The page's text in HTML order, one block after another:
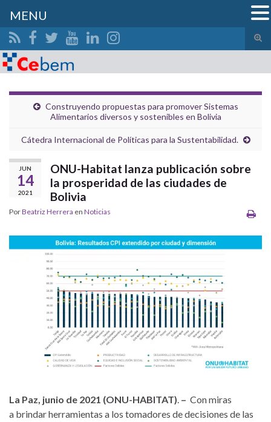
el
Search for:
Construyendo propuestas para promover Sistemas
Alimentarios diversos y sostenibles en Bolivia
Cátedra Internacional de Políticas para la Sustentabilidad.
JUN
14
2021
ONU-Habitat lanza publicación sobre
la prosperidad de las ciudades de
Bolivia
PorBeatriz Herrera en Noticias
La Paz, junio de 2021 (ONU-HABITAT). – Con miras
a brindar herramientas a los tomadores de decisiones de las
MENU